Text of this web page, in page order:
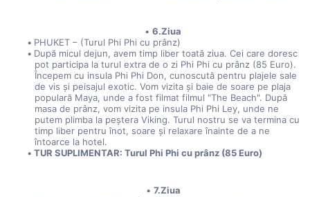
6.Ziua
PHUKET – (Turul Phi Phi cu prânz)
După micul dejun, avem timp liber toată ziua. Cei care doresc
pot participa la turul extra de o zi Phi Phi cu prânz (85 Euro).
Începem cu insula Phi Phi Don, cunoscută pentru plajele sale
de vis și peisajul exotic. Vom vizita și baie de soare pe plaja
populară Maya, unde a fost filmat filmul "The Beach". După
masa de prânz, vom vizita pe insula Phi Phi Ley, unde ne
putem plimba la peștera Viking. Turul nostru se va termina cu
timp liber pentru înot, soare și relaxare înainte de a ne
întoarce la hotel.
TUR SUPLIMENTAR: Turul Phi Phi cu prânz (85 Euro)
7.Ziua